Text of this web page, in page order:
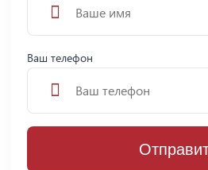
Ваш телефон